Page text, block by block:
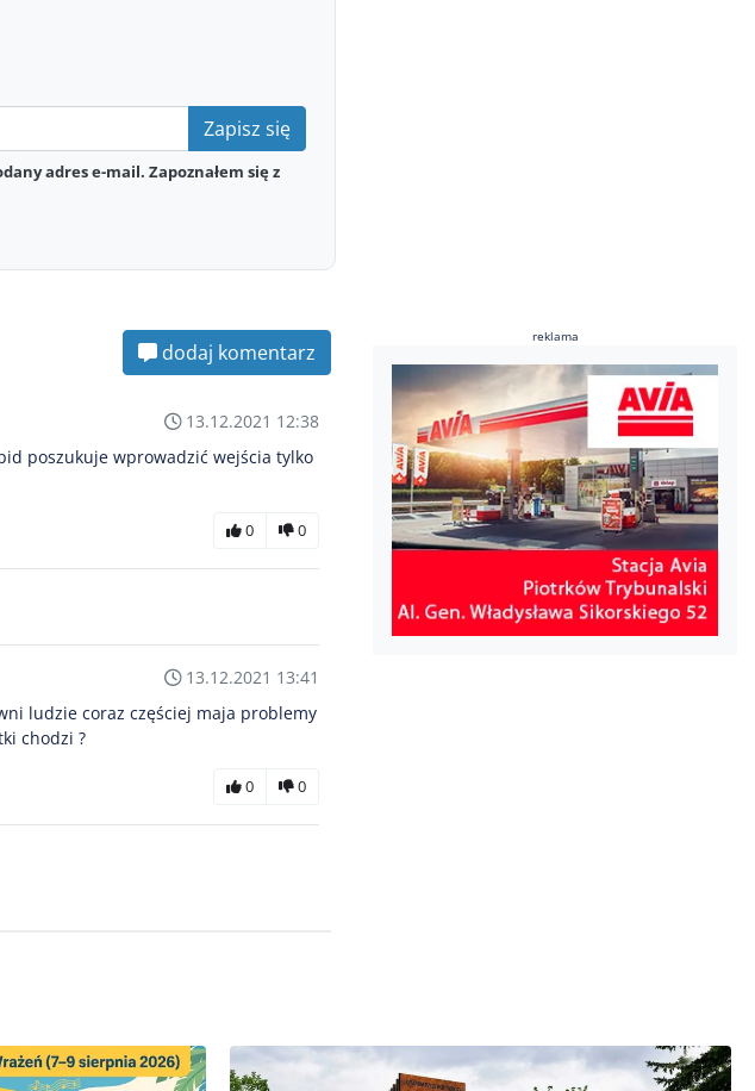
Zapisz się
adres e-mail. Zapoznałem się z
dodaj komentarz
13.12.2021 12:38
poszukuje wprowadzić wejścia tylko
0 0
13.12.2021 13:41
ludzie coraz częściej maja problemy
chodzi ?
0 0
reklama